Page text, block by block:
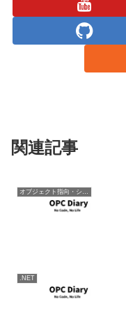
関連記事
オブジェクト指向・システム開発
.NET